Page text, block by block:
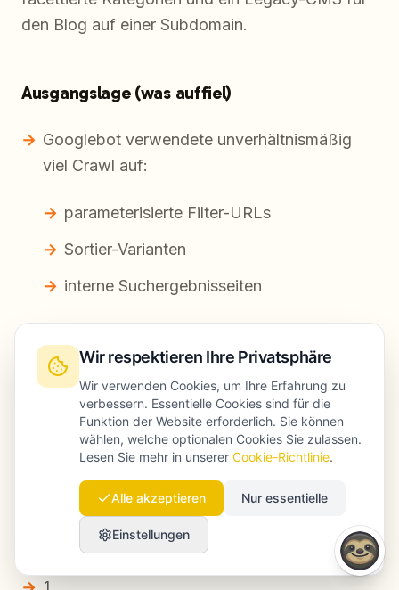
den Blog auf einer Subdomain.
Ausgangslage (was auffiel)
Googlebot verwendete unverhältnismäßig
viel Crawl auf:
parameterisierte Filter-URLs
Sortier-Varianten
interne Suchergebnisseiten
Seiten fielen regelmäßig aus dem Index und
kamen wieder.
Der organische Traffic stagnierte trotz hoher
Nachfrage.
Umsetzung (konkrete technische
Maßnahmen)
Wir respektieren Ihre Privatsphäre
Wir verwenden Cookies, um Ihre Erfahrung zu
verbessern. Essentielle Cookies sind für die
Funktion der Website erforderlich. Sie können
wählen, welche optionalen Cookies Sie zulassen.
Lesen Sie mehr in unserer Cookie-Richtlinie.
Alle akzeptieren Nur essentielle
Einstellungen